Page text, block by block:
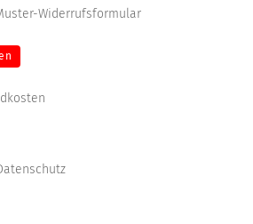
Widerrufsformular